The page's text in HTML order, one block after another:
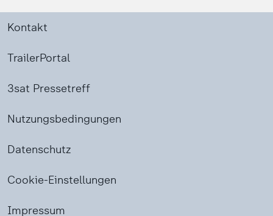
Kontakt
TrailerPortal
3sat Pressetreff
Nutzungsbedingungen
Datenschutz
Cookie-Einstellungen
Impressum